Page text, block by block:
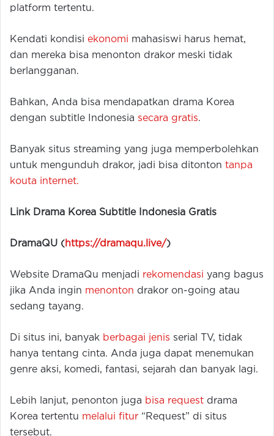
platform tertentu.
Kendati kondisi ekonomi mahasiswi harus hemat,
dan mereka bisa menonton drakor meski tidak
berlangganan.
Bahkan, Anda bisa mendapatkan drama Korea
dengan subtitle Indonesia secara gratis.
Banyak situs streaming yang juga memperbolehkan
untuk mengunduh drakor, jadi bisa ditonton tanpa
kouta internet.
Link Drama Korea Subtitle Indonesia Gratis
DramaQU ( https://dramaqu.live/)
Website DramaQu menjadi rekomendasi yang bagus
jika Anda ingin menonton drakor on-going atau
sedang tayang.
Di situs ini, banyak berbagai jenis serial TV, tidak
hanya tentang cinta. Anda juga dapat menemukan
genre aksi, komedi, fantasi, sejarah dan banyak lagi.
Lebih lanjut, penonton juga bisa request drama
Korea tertentu melalui fitur “Request” di situs
tersebut.